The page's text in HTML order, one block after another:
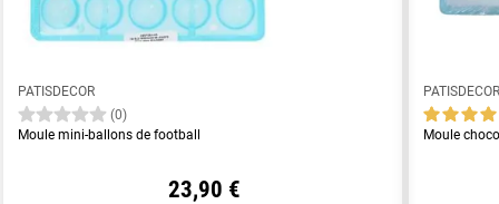
PATISDECOR
(0)
Moule mini-ballons de football
23,90 €
Moule